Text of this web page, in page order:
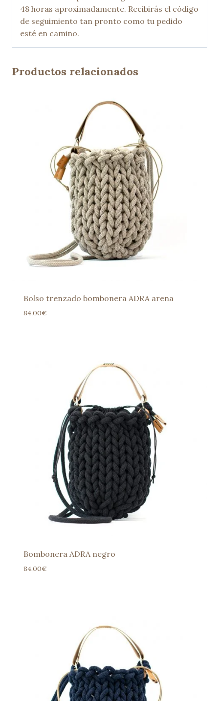
48 horas aproximadamente. Recibirás el código
de seguimiento tan pronto como tu pedido
esté en camino.
Productos relacionados
Bolso trenzado bombonera ADRA arena
84,00€
Bombonera ADRA negro
84,00€